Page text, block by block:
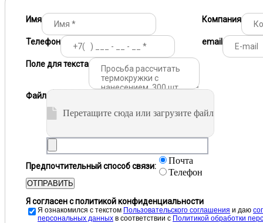
Имя Компания
Телефон email
Поле для текста
Файл
Перетащите сюда или загрузите файл
Предпочтительный способ связи:
Почта
Телефон
ОТПРАВИТЬ
Я согласен с политикой конфиденциальности
Я ознакомился с текстом Пользовательского соглашения и даю
персональных данных в соответствии с Политикой обработки